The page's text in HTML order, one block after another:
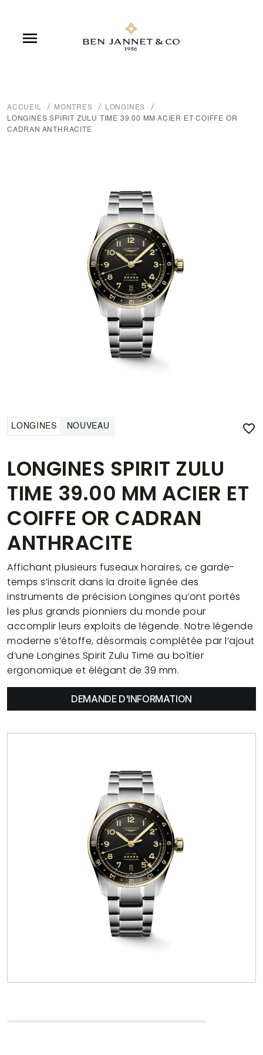

ACCUEIL MONTRES
LONGINES
LONGINES SPIRIT ZULU TIME 39.00 MM ACIER ET COIFFE OR
CADRAN ANTHRACITE
LONGINES NOUVEAU 
LONGINES SPIRIT ZULU
TIME 39.00 MM ACIER ET
COIFFE OR CADRAN
ANTHRACITE
Affichant plusieurs fuseaux horaires, ce garde-
temps s’inscrit dans la droite lignée des
instruments de précision Longines qu’ont portés
les plus grands pionniers du monde pour
accomplir leurs exploits de légende. Notre légende
moderne s’étoffe, désormais complétée par l’ajout
d’une Longines Spirit Zulu Time au boîtier
ergonomique et élégant de 39 mm.
DEMANDE D'INFORMATION